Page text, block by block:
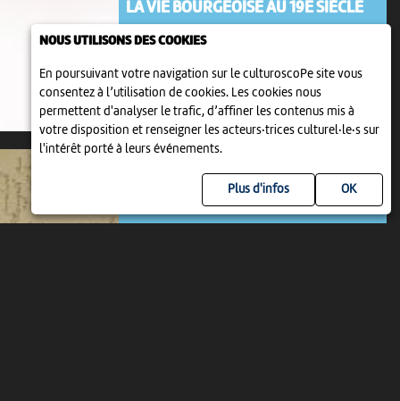
NOUS UTILISONS DES COOKIES
En poursuivant votre navigation sur le culturoscoPe site vous
consentez à l’utilisation de cookies. Les cookies nous
permettent d'analyser le trafic, d’affiner les contenus mis à
votre disposition et renseigner les acteurs·trices culturel·le·s sur
l'intérêt porté à leurs événements.
Plus d'infos
LA VIE BOURGEOISE AU 19E SIÈCLE
1 jan 2021 > 31 déc 2031